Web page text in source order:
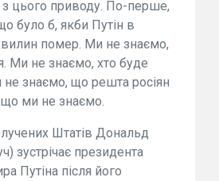
цього приводу. По-перше,
було б, якби Путін в
помер. Ми не знаємо,
Ми не знаємо, хто буде
не знаємо, що решта росіян
що ми не знаємо.
Штатів Дональд
зустрічає президента
Путіна після його